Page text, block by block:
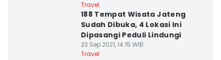
Travel
188 Tempat Wisata Jateng
Sudah Dibuka, 4 Lokasi Ini
Dipasangi Peduli Lindungi
23 Sep 2021, 14:15 WIB
Travel